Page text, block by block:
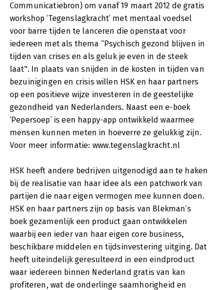
Communicatiebron) om vanaf 19 maart 2012 de gratis
workshop ‘Tegenslagkracht’ met mentaal voedsel
voor barre tijden te lanceren die openstaat voor
iedereen met als thema “Psychisch gezond blijven in
tijden van crises en als geluk je even in de steek
laat". In plaats van snijden in de kosten in tijden van
bezuinigingen en crisis willen HSK en haar partners
op een positieve wijze investeren in de geestelijke
gezondheid van Nederlanders. Naast een e-boek
‘Pepersoep’ is een happy-app ontwikkeld waarmee
mensen kunnen meten in hoeverre ze gelukkig zijn.
Voor meer informatie: www.tegenslagkracht.nl
HSK heeft andere bedrijven uitgenodigd aan te haken
bij de realisatie van haar idee als een patchwork van
partijen die naar eigen vermogen mee kunnen doen.
HSK en haar partners zijn op basis van Blekman’s
boek gezamenlijk een product gaan ontwikkelen
waarbij een ieder van haar eigen core business,
beschikbare middelen en tijdsinvestering uitging. Dat
heeft uiteindelijk geresulteerd in een eindproduct
waar iedereen binnen Nederland gratis van kan
profiteren, wat de onderlinge saamhorigheid en